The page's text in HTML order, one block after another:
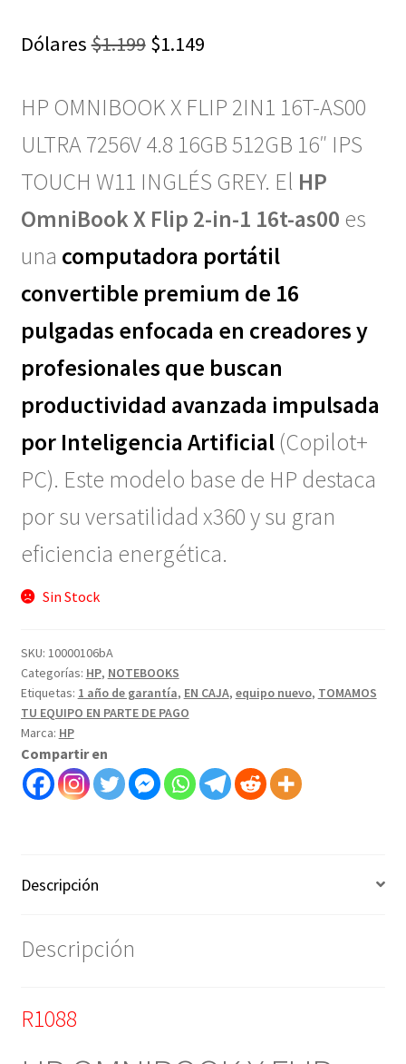
Dólares$1.199 El
original
era:
$1.199.
$1.149El
actual
es:
$1.149.
HP OMNIBOOK X FLIP 2IN1 16T-AS00
ULTRA 7256V 4.8 16GB 512GB 16″ IPS
TOUCH W11 INGLÉS GREY. El HP
OmniBook X Flip 2-in-1 16t-as00 es
una computadora portátil
convertible premium de 16
pulgadas enfocada en creadores y
profesionales que buscan
productividad avanzada impulsada
por Inteligencia Artificial(Copilot+
PC). Este modelo base de HP destaca
por su versatilidad x360 y su gran
eficiencia energética.
Sin Stock
SKU: 10000106bA
Categorías: HP, NOTEBOOKS
Etiquetas: 1 año de garantía, EN CAJA, equipo nuevo, TOMAMOS
TU EQUIPO EN PARTE DE PAGO
Marca: HP
Compartir en
Descripción
Descripción
R1088